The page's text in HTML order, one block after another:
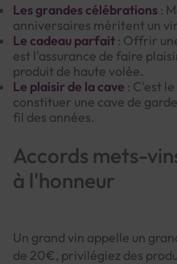
Les grandes célébrations :
anniversaires méritent un
Le cadeau parfait : Offrir
est l'assurance de faire
produit de haute volée.
Le plaisir de la cave : C'est
constituer une cave de
fil des années.
Accords mets-
à l'honneur
Un grand vin appelle un
de 20€, privilégiez des